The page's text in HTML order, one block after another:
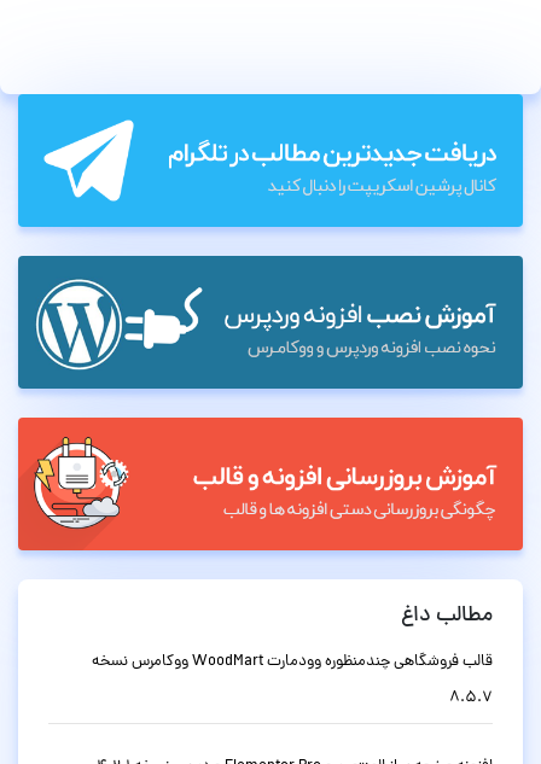
مطالب داغ
قالب فروشگاهی چندمنظوره وودمارت WoodMart ووکامرس نسخه
8.5.7